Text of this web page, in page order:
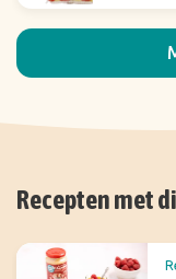
Recepten met